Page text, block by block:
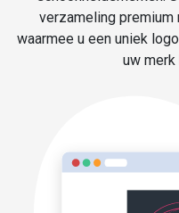
verzameling
waarmee u een uniek
uw merk